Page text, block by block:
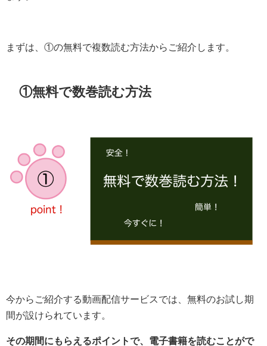
まずは、①の無料で複数読む方法からご紹介します。
①無料で数巻読む方法
今からご紹介する動画配信サービスでは、無料のお試し期
間が設けられています。
その期間にもらえるポイントで、電子書籍を読むことがで